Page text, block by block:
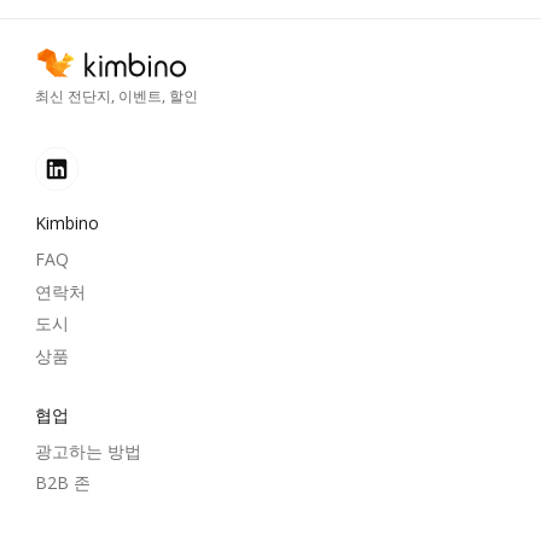
최신 전단지, 이벤트, 할인
Kimbino
FAQ
연락처
도시
상품
협업
광고하는 방법
B2B 존